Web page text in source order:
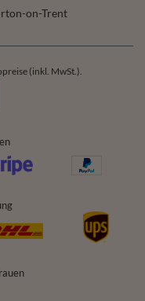
on-Trent
(inkl. MwSt.).